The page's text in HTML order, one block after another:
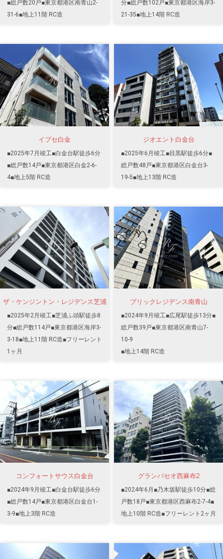
■総戸数20戸■東京都港区南青山2-
31-6■地上11階 RC造
分■総戸数102戸■東京都港区海岸3-
21-35■地上14階 RC造
イプセ白金
■2025年7月竣工■白金台駅徒歩6分
■総戸数14戸■東京都港区白金2-6-
4■地上5階 RC造
ジオエント白金台
■2025年6月竣工■目黒駅徒歩6分■
総戸数48戸■東京都港区白金台3-
19-5■地上13階 RC造
ザ・ケンジントン・レジデンス芝浦
■2025年2月竣工■芝浦ふ頭駅徒歩8
分■総戸数114戸■東京都港区海岸3-
3-18■地上11階 RC造■フリーレント
1ヶ月
ブリックレジデンス南青山
■2024年9月竣工■広尾駅徒歩13分■
総戸数39戸■東京都港区南青山7-
10-9
■地上14階 RC造
コンフォートサウス白金台
■2024年9月竣工■白金台駅徒歩6分
■総戸数14戸■東京都港区白金台1-
3-9■地上3階 RC造
グランパセオ西麻布2
■2024年6月■乃木坂駅徒歩10分■総
戸数18戸■東京都港区西麻布2-7-4■
地上10階 RC造■フリーレント2ヶ月